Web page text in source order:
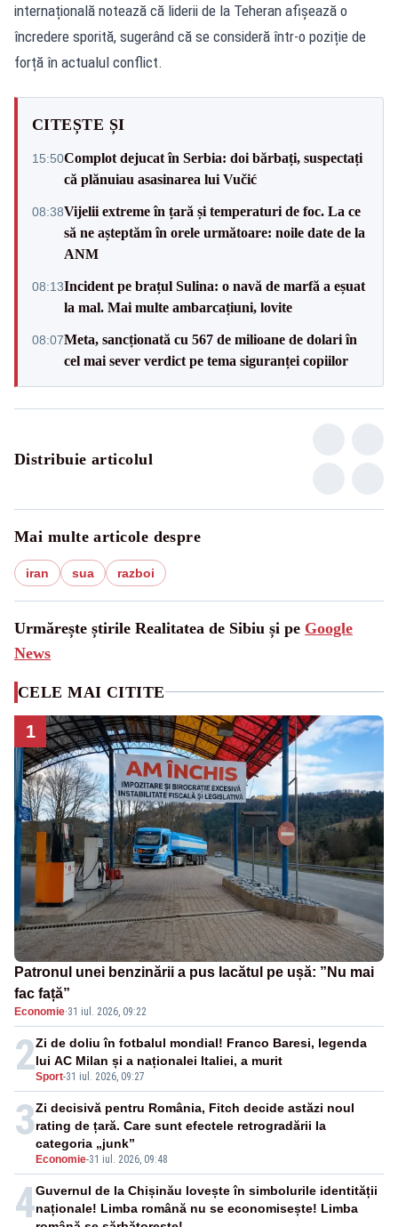
internațională notează că liderii de la Teheran afișează o
încredere sporită, sugerând că se consideră într-o poziție de
forță în actualul conflict.
CITEȘTE ȘI
15:50Complot dejucat în Serbia: doi bărbați, suspectați
că plănuiau asasinarea lui Vučić
08:38Vijelii extreme în țară și temperaturi de foc. La ce
să ne așteptăm în orele următoare: noile date de la
ANM
08:13Incident pe brațul Sulina: o navă de marfă a eșuat
la mal. Mai multe ambarcațiuni, lovite
08:07Meta, sancționată cu 567 de milioane de dolari în
cel mai sever verdict pe tema siguranței copiilor
Distribuie articolul
Mai multe articole despre
iran sua razboi
Urmărește știrile Realitatea de Sibiu și pe Google
News
CELE MAI CITITE
1
Patronul unei benzinării a pus lacătul pe ușă: ”Nu mai
fac față”
Economie·31 iul. 2026, 09:22
2Sport-31 iul. 2026, 09:27
Zi de doliu în fotbalul mondial! Franco Baresi, legenda
lui AC Milan și a naționalei Italiei, a murit
3
Economie-31 iul. 2026, 09:48
Zi decisivă pentru România, Fitch decide astăzi noul
rating de țară. Care sunt efectele retrogradării la
categoria „junk”
4Guvernul de la Chișinău lovește în simbolurile identității
naționale! Limba română nu se economisește! Limba